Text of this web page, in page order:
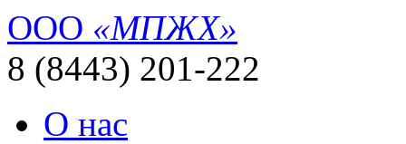
ООО «МПЖХ»
8 (8443) 201-222
О нас